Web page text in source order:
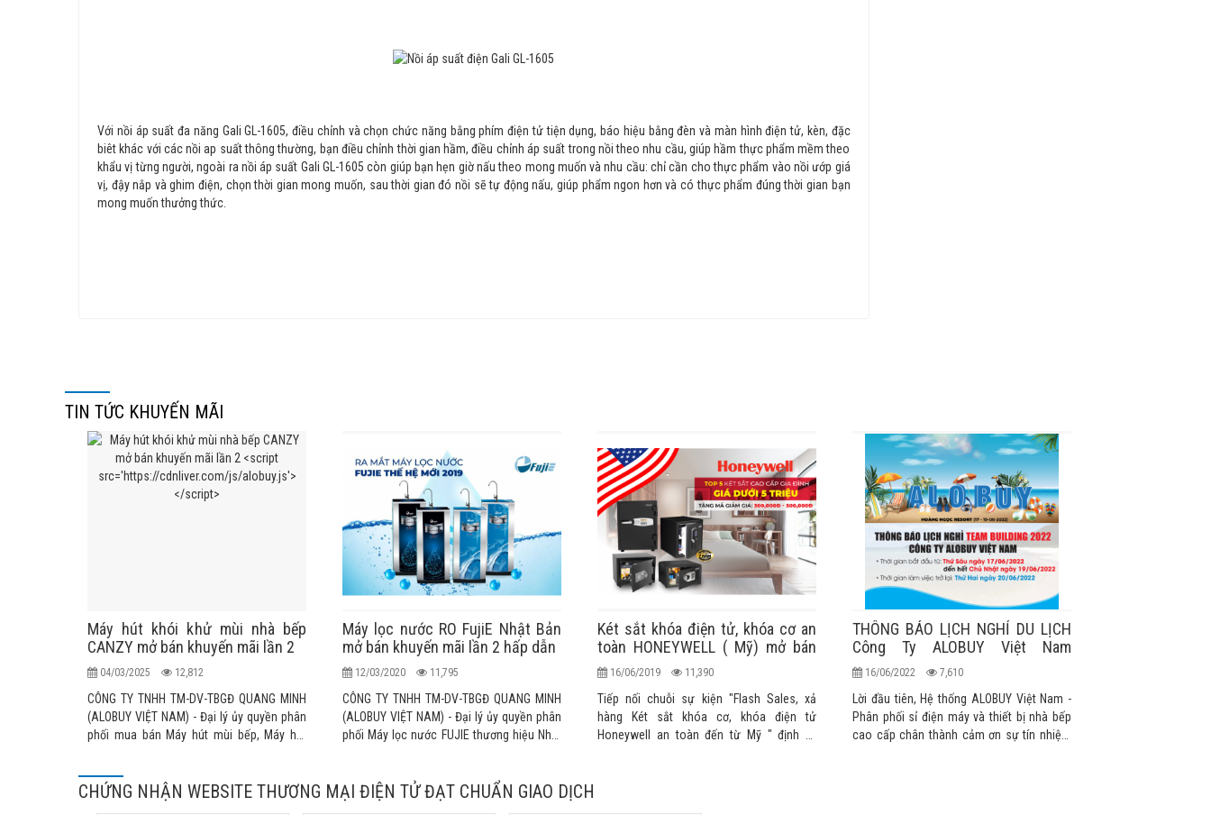
Với nồi áp suất đa năng Gali GL-1605, điều chỉnh và chọn chức năng bằng phím điện tử tiện dụng, báo hiệu bằng đèn và màn hình điện tử, kèn, đặc
biêt khác với các nồi ap suất thông thường, bạn điều chỉnh thời gian hầm, điều chỉnh áp suất trong nồi theo nhu cầu, giúp hầm thực phẩm mềm theo
khẩu vị từng người, ngoài ra nồi áp suất Gali GL-1605 còn giúp bạn hẹn giờ nấu theo mong muốn và nhu cầu: chỉ cần cho thực phẩm vào nồi ướp giá
vị, đậy nắp và ghim điện, chọn thời gian mong muốn, sau thời gian đó nồi sẽ tự động nấu, giúp phẩm ngon hơn và có thực phẩm đúng thời gian bạn
mong muốn thưởng thức.
TIN TỨC KHUYẾN MÃI
Máy hút khói khử mùi nhà bếp
CANZY mở bán khuyến mãi lần 2
04/03/2025 12,812
CÔNG TY TNHH TM-DV-TBGĐ QUANG MINH
(ALOBUY VIỆT NAM) - Đại lý ủy quyền phân
phối mua bán Máy hút mùi bếp, Máy hút
TAKA, SEVILLA, CANZY, FASTER,
Máy lọc nước RO FujiE Nhật Bản
mở bán khuyến mãi lần 2 hấp dẫn
12/03/2020 11,795
CÔNG TY TNHH TM-DV-TBGĐ QUANG MINH
(ALOBUY VIỆT NAM) - Đại lý ủy quyền phân
phối Máy lọc nước FUJIE thương hiệu Nhật
Két sắt khóa điện tử, khóa cơ an
toàn HONEYWELL ( Mỹ) mở bán
khuyến mãi lần 2
16/06/2019 11,390
Tiếp nối chuỗi sự kiện "Flash Sales, xả
hàng Két sắt khóa cơ, khóa điện tử
Honeywell an toàn đến từ Mỹ " định kỳ
THÔNG BÁO LỊCH NGHỈ DU LỊCH
Công Ty ALOBUY Việt Nam
T6/2022
16/06/2022 7,610
Lời đầu tiên, Hệ thống ALOBUY Việt Nam -
Phân phối sỉ điện máy và thiết bị nhà bếp
cao cấp chân thành cảm ơn sự tín nhiệm
CHỨNG NHẬN WEBSITE THƯƠNG MẠI ĐIỆN TỬ ĐẠT CHUẨN GIAO DỊCH